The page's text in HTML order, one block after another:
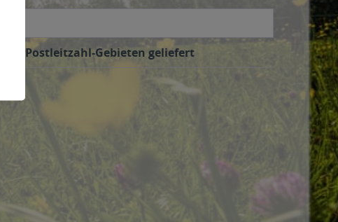
Postleitzahl-Gebieten geliefert